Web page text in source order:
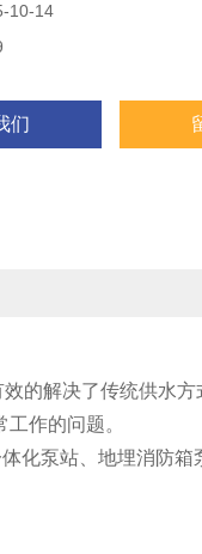
10-14
们
的解决了传统供水
作的问题。
化泵站、地埋消防箱